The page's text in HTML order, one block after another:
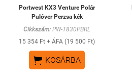
Portwest KX3 Venture Polár
Pulóver Perzsa kék
Cikkszám: PW-T830PBRL
15 354 Ft + ÁFA (19 500 Ft)
 KOSÁRBA